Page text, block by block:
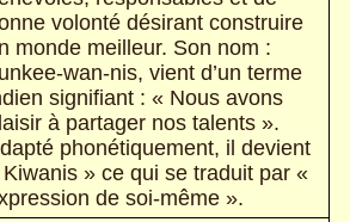
volonté désirant construire
monde meilleur. Son nom :
wan-nis, vient d’un terme
signifiant : « Nous avons
à partager nos talents ».
phonétiquement, il devient
» ce qui se traduit par «
de soi-même ».